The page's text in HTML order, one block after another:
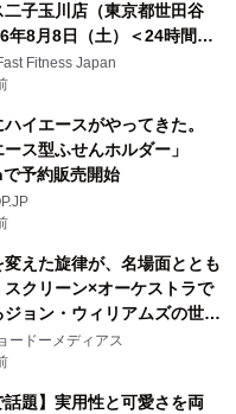
二子玉川店（東京都世田谷
年8月8日（土）＜24時間年
ィットネスジム＞
Fitness Japan
イエースがやってきた。
ース型ふせんホルダー」
予約販売開始
変えた旋律が、名場面ととも
スクリーン×オーケストラで
ジョン・ウィリアムズの世
ン・ウィリアムズ：シネマ・
ュラー・コンサート 開催決
ードーメディアス
話題】実用性と可愛さを両